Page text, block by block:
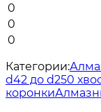
0
0
0
Категории:
d42 до d250
коронки